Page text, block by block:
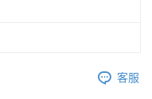
客服